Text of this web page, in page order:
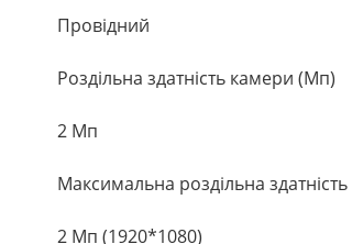
Провідний
Роздільна здатність камери (Мп)
2 Мп
Максимальна роздільна здатність
2 Мп (1920*1080)